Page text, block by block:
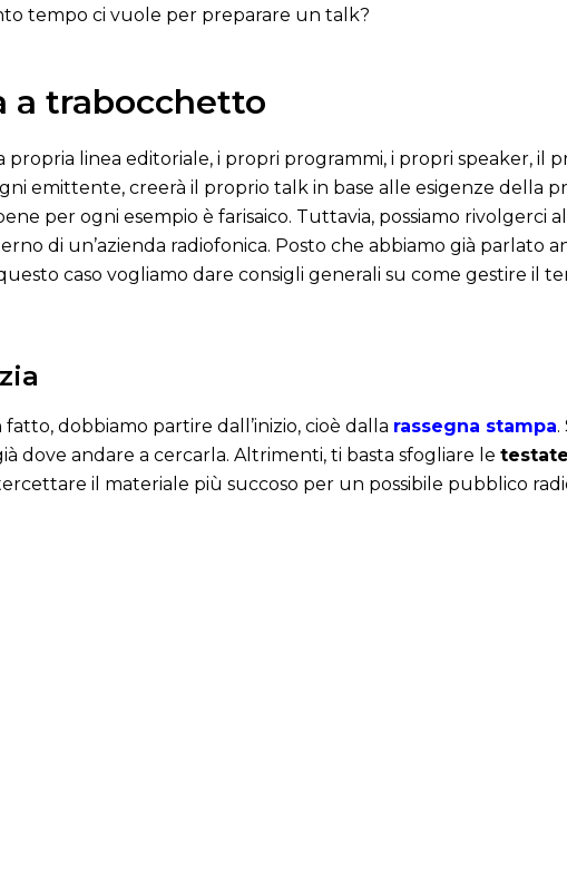
tempo ci vuole per preparare un talk?
a trabocchetto
propria linea editoriale, i propri programmi, i propri speaker, il
emittente, creerà il proprio talk in base alle esigenze della
per ogni esempio è farisaico. Tuttavia, possiamo rivolgerci
di un’azienda radiofonica. Posto che abbiamo già parlato
caso vogliamo dare consigli generali su come gestire il
dobbiamo partire dall’inizio, cioè dalla rassegna stampa.
dove andare a cercarla. Altrimenti, ti basta sfogliare le
il materiale più succoso per un possibile pubblico